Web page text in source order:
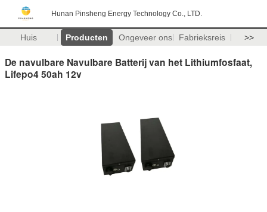
Hunan Pinsheng Energy Technology Co., LTD.
Huis Producten Ongeveer ons Fabrieksreis >>
De navulbare Navulbare Batterij van het Lithiumfosfaat,
Lifepo4 50ah 12v